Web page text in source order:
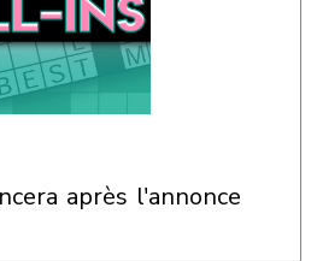
après l'annonce